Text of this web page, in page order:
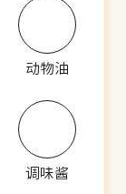
动物油
调味酱